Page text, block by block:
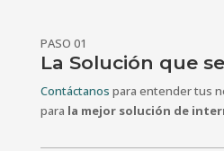
PASO 01
La Solución que
Contáctanos para entender tus
para la mejor solución de